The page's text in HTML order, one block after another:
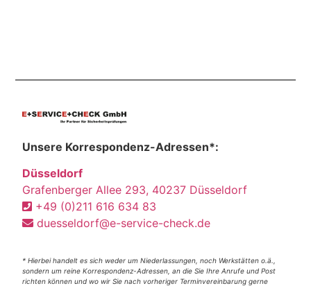
Unsere Korrespondenz-Adressen*:
Düsseldorf
Grafenberger Allee 293, 40237 Düsseldorf
+49 (0)211 616 634 83
duesseldorf@e-service-check.de
* Hierbei handelt es sich weder um Niederlassungen, noch Werkstätten o.ä.,
sondern um reine Korrespondenz-Adressen, an die Sie Ihre Anrufe und Post
richten können und wo wir Sie nach vorheriger Terminvereinbarung gerne